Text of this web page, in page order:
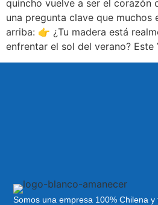
quincho vuelve a ser el corazón
una pregunta clave que muchos
arriba: 👉 ¿Tu madera está
enfrentar el sol del verano?
Somos una empresa 100% Chilena